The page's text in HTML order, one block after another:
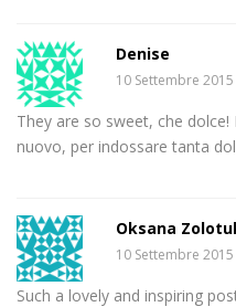
Denise
10 Settembre
They are so sweet, che
nuovo, per indossare tanta
Oksana
10 Settembre
Such a lovely and inspiring